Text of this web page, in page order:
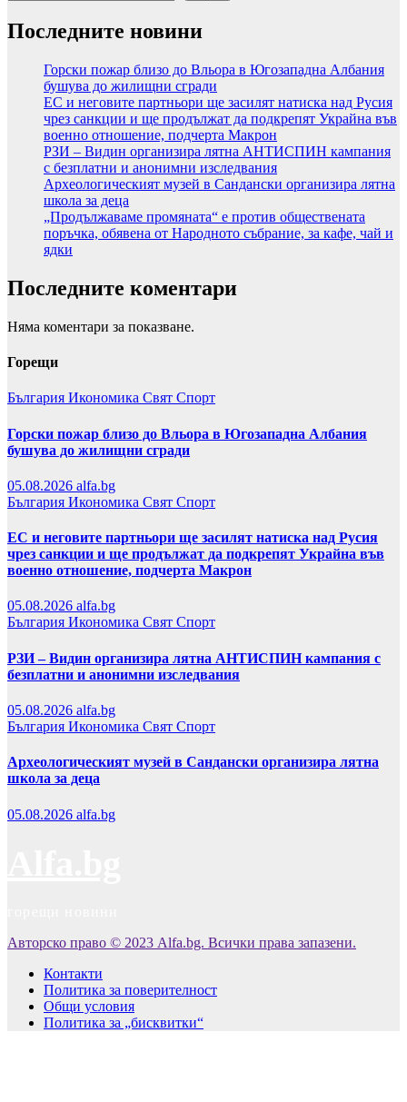
Последните новини
Горски пожар близо до Вльора в Югозападна Албания
бушува до жилищни сгради
ЕС и неговите партньори ще засилят натиска над Русия
чрез санкции и ще продължат да подкрепят Украйна във
военно отношение, подчерта Макрон
РЗИ – Видин организира лятна АНТИСПИН кампания
с безплатни и анонимни изследвания
Археологическият музей в Сандански организира лятна
школа за деца
„Продължаваме промяната“ е против обществената
поръчка, обявена от Народното събрание, за кафе, чай и
ядки
Последните коментари
Няма коментари за показване.
Горещи
България Икономика Свят Спорт
Горски пожар близо до Вльора в Югозападна Албания
бушува до жилищни сгради
05.08.2026 alfa.bg
България Икономика Свят Спорт
ЕС и неговите партньори ще засилят натиска над Русия
чрез санкции и ще продължат да подкрепят Украйна във
военно отношение, подчерта Макрон
05.08.2026 alfa.bg
България Икономика Свят Спорт
РЗИ – Видин организира лятна АНТИСПИН кампания с
безплатни и анонимни изследвания
05.08.2026 alfa.bg
България Икономика Свят Спорт
Археологическият музей в Сандански организира лятна
школа за деца
05.08.2026 alfa.bg
Авторско право © 2023 Alfa.bg. Всички права запазени.
Контакти
Политика за поверителност
Общи условия
Политика за „бисквитки“